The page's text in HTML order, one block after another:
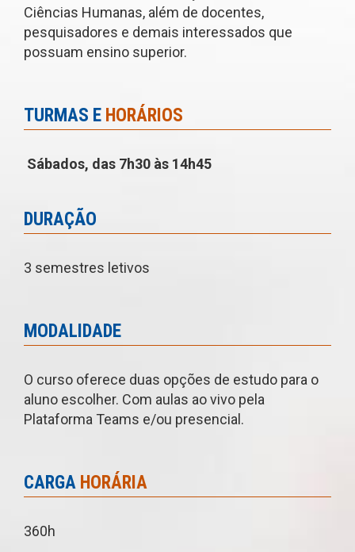
Ciências Humanas, além de docentes,
pesquisadores e demais interessados que
possuam ensino superior.
TURMAS E HORÁRIOS
Sábados, das 7h30 às 14h45
DURAÇÃO
3 semestres letivos
MODALIDADE
O curso oferece duas opções de estudo para o
aluno escolher. Com aulas ao vivo pela
Plataforma Teams e/ou presencial.
CARGA HORÁRIA
360h